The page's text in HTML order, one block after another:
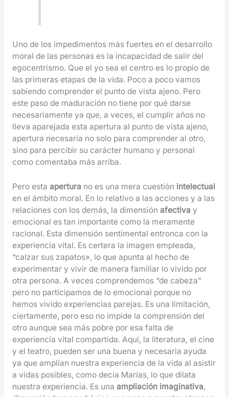
Uno de los impedimentos más fuertes en el desarrollo
moral de las personas es la incapacidad de salir del
egocentrismo. Que el yo sea el centro es lo propio de
las primeras etapas de la vida. Poco a poco vamos
sabiendo comprender el punto de vista ajeno. Pero
este paso de maduración no tiene por qué darse
necesariamente ya que, a veces, el cumplir años no
lleva aparejada esta apertura al punto de vista ajeno,
apertura necesaria no solo para comprender al otro,
sino para percibir su carácter humano y personal
como comentaba más arriba.
Pero esta apertura no es una mera cuestión intelectual
en el ámbito moral. En lo relativo a las acciones y a las
relaciones con los demás, la dimensión afectiva y
emocional es tan importante como la meramente
racional. Esta dimensión sentimental entronca con la
experiencia vital. Es certera la imagen empleada,
“calzar sus zapatos», lo que apunta al hecho de
experimentar y vivir de manera familiar lo vivido por
otra persona. A veces comprendemos “de cabeza”
pero no participamos de lo emocional porque no
hemos vivido experiencias parejas. Es una limitación,
ciertamente, pero eso no impide la comprensión del
otro aunque sea más pobre por esa falta de
experiencia vital compartida. Aquí, la literatura, el cine
y el teatro, pueden ser una buena y necesaria ayuda
ya que amplían nuestra experiencia de la vida al asistir
a vidas posibles, como decía Marías, lo que dilata
nuestra experiencia. Es una ampliación imaginativa,